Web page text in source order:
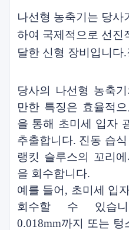
나선형 농축기는 당사
하여 국제적으로 선진
달한 신형 장비입니다.
당사의 나선형 농축
만한 특징은 효율적으
을 통해 초미세 입자
추출합니다. 진동 습
랭킷 슬루스의 꼬리
을 회수합니다.
예를 들어, 초미세 입
회수할 수 있습니
0.018mm까지
또는 텅